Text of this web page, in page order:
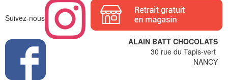
ALAIN BATT CHOCOLATS
30 rue du Tapis-vert
NANCY
Suivez-nous